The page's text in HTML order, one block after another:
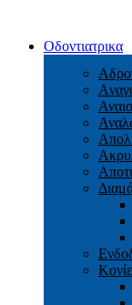
Οδοντιατρικα